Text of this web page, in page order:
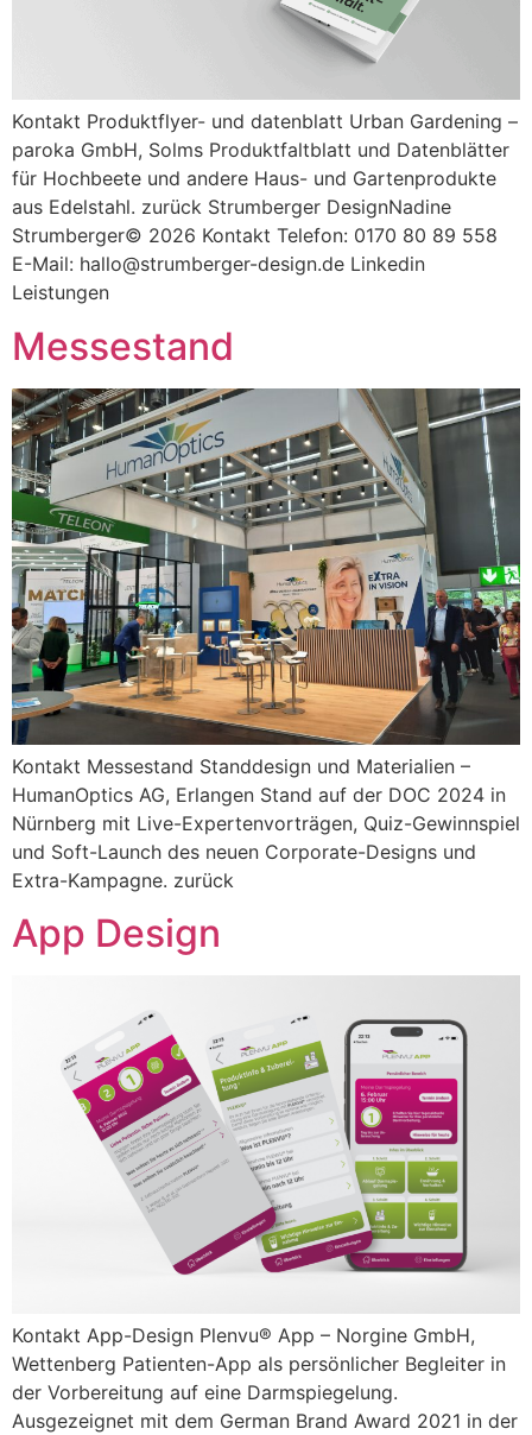
Kontakt Produktflyer- und datenblatt Urban Gardening –
paroka GmbH, Solms Produktfaltblatt und Datenblätter
für Hochbeete und andere Haus- und Gartenprodukte
aus Edelstahl. zurück Strumberger DesignNadine
Strumberger© 2026 Kontakt Telefon: 0170 80 89 558
E-Mail: hallo@strumberger-design.de Linkedin
Leistungen
Messestand
Kontakt Messestand Standdesign und Materialien –
HumanOptics AG, Erlangen Stand auf der DOC 2024 in
Nürnberg mit Live-Expertenvorträgen, Quiz-Gewinnspiel
und Soft-Launch des neuen Corporate-Designs und
Extra-Kampagne. zurück
App Design
Kontakt App-Design Plenvu® App – Norgine GmbH,
Wettenberg Patienten-App als persönlicher Begleiter in
der Vorbereitung auf eine Darmspiegelung.
Ausgezeignet mit dem German Brand Award 2021 in der